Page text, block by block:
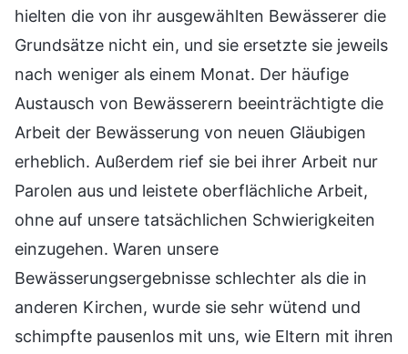
hielten die von ihr ausgewählten Bewässerer die
Grundsätze nicht ein, und sie ersetzte sie jeweils
nach weniger als einem Monat. Der häufige
Austausch von Bewässerern beeinträchtigte die
Arbeit der Bewässerung von neuen Gläubigen
erheblich. Außerdem rief sie bei ihrer Arbeit nur
Parolen aus und leistete oberflächliche Arbeit,
ohne auf unsere tatsächlichen Schwierigkeiten
einzugehen. Waren unsere
Bewässerungsergebnisse schlechter als die in
anderen Kirchen, wurde sie sehr wütend und
schimpfte pausenlos mit uns, wie Eltern mit ihren